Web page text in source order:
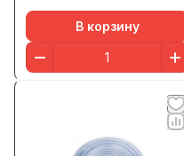
В корзину